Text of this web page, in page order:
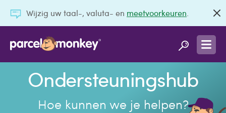
Wijzig uw taal-, valuta- en meetvoorkeuren
Ondersteuningshub
Hoe kunnen we je helpen?